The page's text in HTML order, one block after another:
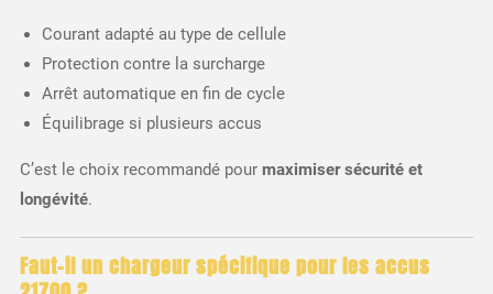
Courant adapté au type de cellule
Protection contre la surcharge
Arrêt automatique en fin de cycle
Équilibrage si plusieurs accus
C’est le choix recommandé pour maximiser sécurité et
longévité.
Faut-il un chargeur spécifique pour les accus